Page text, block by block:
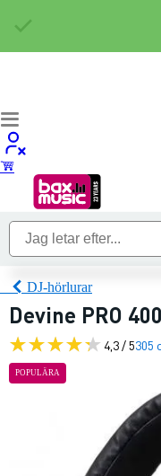
DJ-hörlurar
Devine PRO
4,3 / 5305
POPULÄRA